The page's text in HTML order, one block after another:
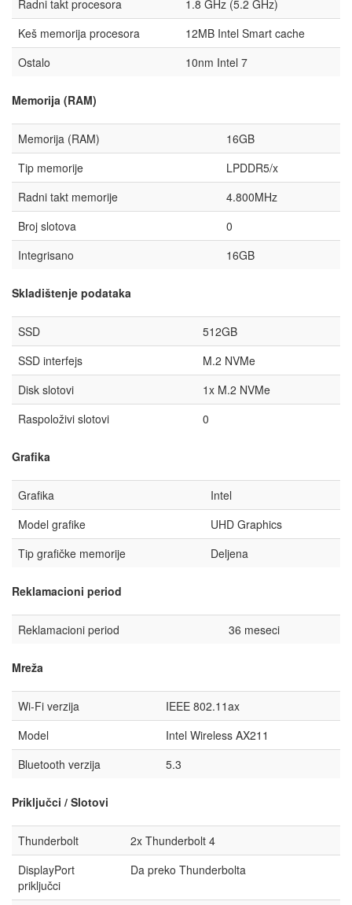
Radni takt procesora
1.8 GHz (5.2 GHz)
Keš memorija procesora
12MB Intel Smart cache
Ostalo
10nm Intel 7
Memorija (RAM)
Memorija (RAM)
16GB
Tip memorije
LPDDR5/x
Radni takt memorije
4.800MHz
Broj slotova
0
Integrisano
16GB
Skladištenje podataka
SSD
512GB
SSD interfejs
M.2 NVMe
Disk slotovi
1x M.2 NVMe
Raspoloživi slotovi
0
Grafika
Grafika
Intel
Model grafike
UHD Graphics
Tip grafičke memorije
Deljena
Reklamacioni period
Reklamacioni period 36 meseci
Mreža
Wi-Fi verzija
IEEE 802.11ax
Model
Intel Wireless AX211
Bluetooth verzija
5.3
Priključci / Slotovi
Thunderbolt
2x Thunderbolt 4
DisplayPort
priključci
Da preko Thunderbolta